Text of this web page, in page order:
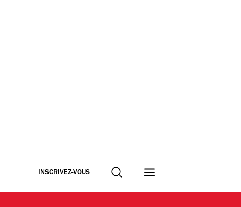
INSCRIVEZ-VOUS Recherche